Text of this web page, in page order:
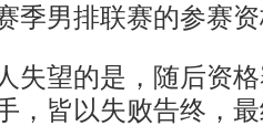
季男排联赛的参赛
望的是，随后资格
，皆以失败告终，